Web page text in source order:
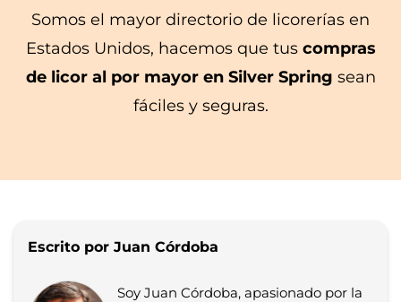
Somos el mayor directorio de licorerías en
Estados Unidos, hacemos que tuscompras
de licor al por mayor en Silver Spring sean
fáciles y seguras.
Escrito por Juan Córdoba
Soy Juan Córdoba, apasionado por la